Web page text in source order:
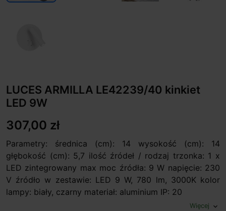
LUCES ARMILLA LE42239/40 kinkiet
LED 9W
307,00 zł
Parametry: średnica (cm): 14 wysokość (cm): 14
głębokość (cm): 5,7 ilość źródeł / rodzaj trzonka: 1 x
LED zintegrowany max moc źródła: 9 W napięcie: 230
V źródło w zestawie: LED 9 W, 780 lm, 3000K kolor
lampy: biały, czarny materiał: aluminium IP: 20
Więcej expand_more